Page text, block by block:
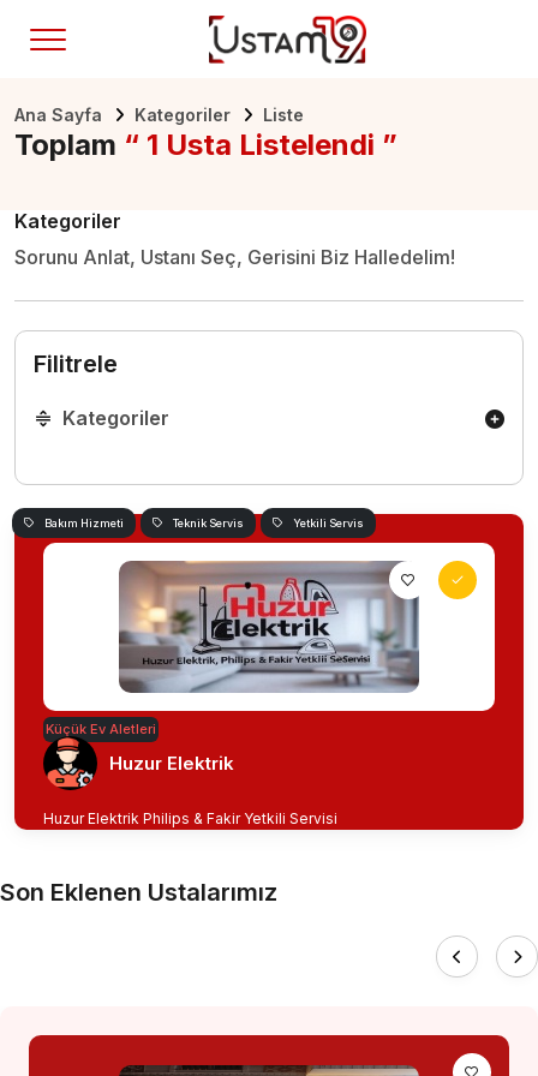
Ana Sayfa Kategoriler Liste
Toplam “ 1 Usta Listelendi ”
Kategoriler
Sorunu Anlat, Ustanı Seç, Gerisini Biz Halledelim!
Filitrele
Kategoriler
Bakım Hizmeti Teknik Servis Yetkili Servis
Küçük Ev Aletleri
Huzur Elektrik
Huzur Elektrik Philips & Fakir Yetkili Servisi
Son Eklenen Ustalarımız